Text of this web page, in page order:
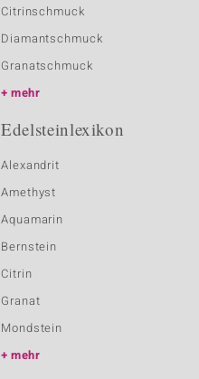
Citrinschmuck
Diamantschmuck
Granatschmuck
mehr
Edelsteinlexikon
Alexandrit
Amethyst
Aquamarin
Bernstein
Citrin
Granat
Mondstein
mehr